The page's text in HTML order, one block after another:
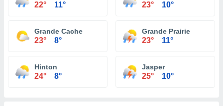
22° 11° 23° 10°
Grande Cache
23° 8°
Grande Prairie
23° 11°
Hinton
24° 8°
Jasper
25° 10°